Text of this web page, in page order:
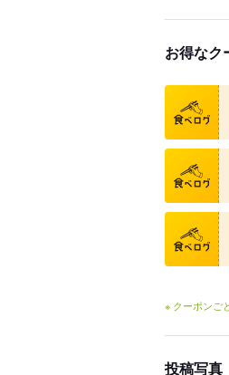
お得なク
※ クーポンご
投稿写真